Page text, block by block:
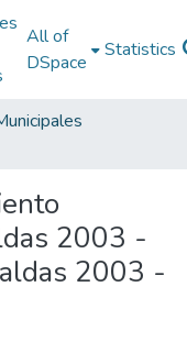
All of
DSpace
Statistics
2003 -
2003 -